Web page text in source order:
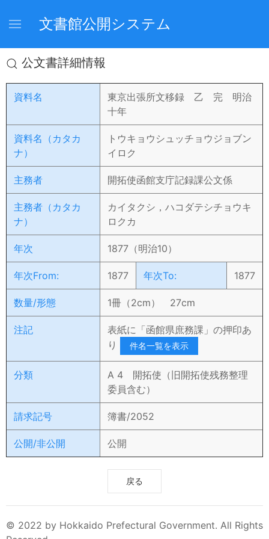
文書館公開システム
公文書詳細情報
資料名
東京出張所文移録 乙 完 明治
十年
資料名（カタカ
ナ）
トウキョウシュッチョウジョブン
イロク
主務者 開拓使函館支庁記録課公文係
主務者（カタカ
ナ）
カイタクシ，ハコダテシチョウキ
ロクカ
年次 1877（明治10）
年次From: 1877 年次To: 1877
数量/形態 1冊（2cm） 27cm
注記
表紙に「函館県庶務課」の押印あ
り
件名一覧を表示
分類
A 4 開拓使（旧開拓使残務整理
委員含む）
請求記号 簿書/2052
公開/非公開 公開
戻る
© 2022 by Hokkaido Prefectural Government. All Rights